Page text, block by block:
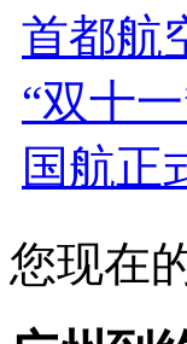
首都航
“双十
国航正
您现在